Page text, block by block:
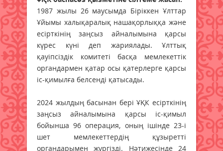
1987 жылы 26 маусымда Біріккен Ұлттар
Ұйымы халықаралық нашақорлыққа және
есірткінің заңсыз айналымына қарсы
күрес күні деп жариялады. Ұлттық
қауіпсіздік комитеті басқа мемлекеттік
органдармен қатар осы қатерлерге қарсы
іс-қимылға белсенді қатысады.
2024 жылдың басынан бері ҰҚК есірткінің
заңсыз айналымына қарсы іс-қимыл
бойынша 96 операция, оның ішінде 23-і
шет мемлекеттердің құзыретті
органдарымен жүргізді. Нәтижесінде 24